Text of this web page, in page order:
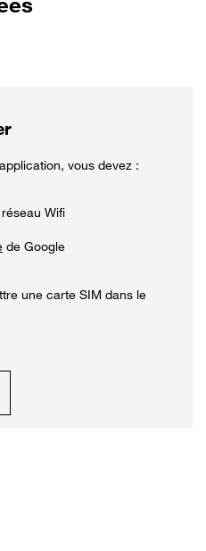
vous devez :
Wifi
de Google
une carte SIM dans le